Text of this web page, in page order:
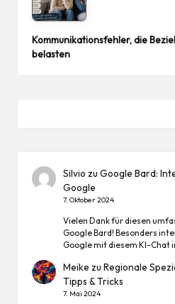
Kommunikationsfehler, die
belasten
Silvio zuGoogle Bard:
Google
7. Oktober 2024
Vielen Dank für diesen
Google Bard! Besonders
Google mit diesem KI-Chat
Meike zuRegionale
Tipps & Tricks
7. Mai 2024